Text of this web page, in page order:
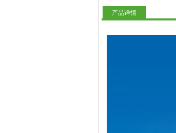
产品详情